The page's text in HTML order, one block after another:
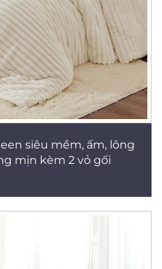
siêu mềm, ấm, lông
mịn kèm 2 vỏ gối